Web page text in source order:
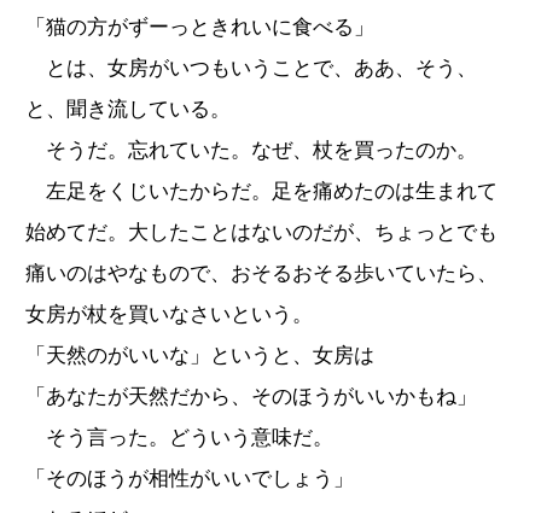
「猫の方がずーっときれいに食べる」
とは、女房がいつもいうことで、ああ、そう、
と、聞き流している。
そうだ。忘れていた。なぜ、杖を買ったのか。
左足をくじいたからだ。足を痛めたのは生まれて
始めてだ。大したことはないのだが、ちょっとでも
痛いのはやなもので、おそるおそる歩いていたら、
女房が杖を買いなさいという。
「天然のがいいな」というと、女房は
「あなたが天然だから、そのほうがいいかもね」
そう言った。どういう意味だ。
「そのほうが相性がいいでしょう」